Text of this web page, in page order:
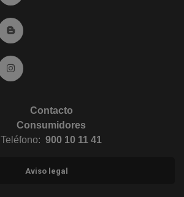
Ir al Blog (abre en ventana nueva)
Ir a Instagram (abre en ventana nueva)
Contacto
Consumidores
Teléfono: 900 10 11 41
Aviso legal